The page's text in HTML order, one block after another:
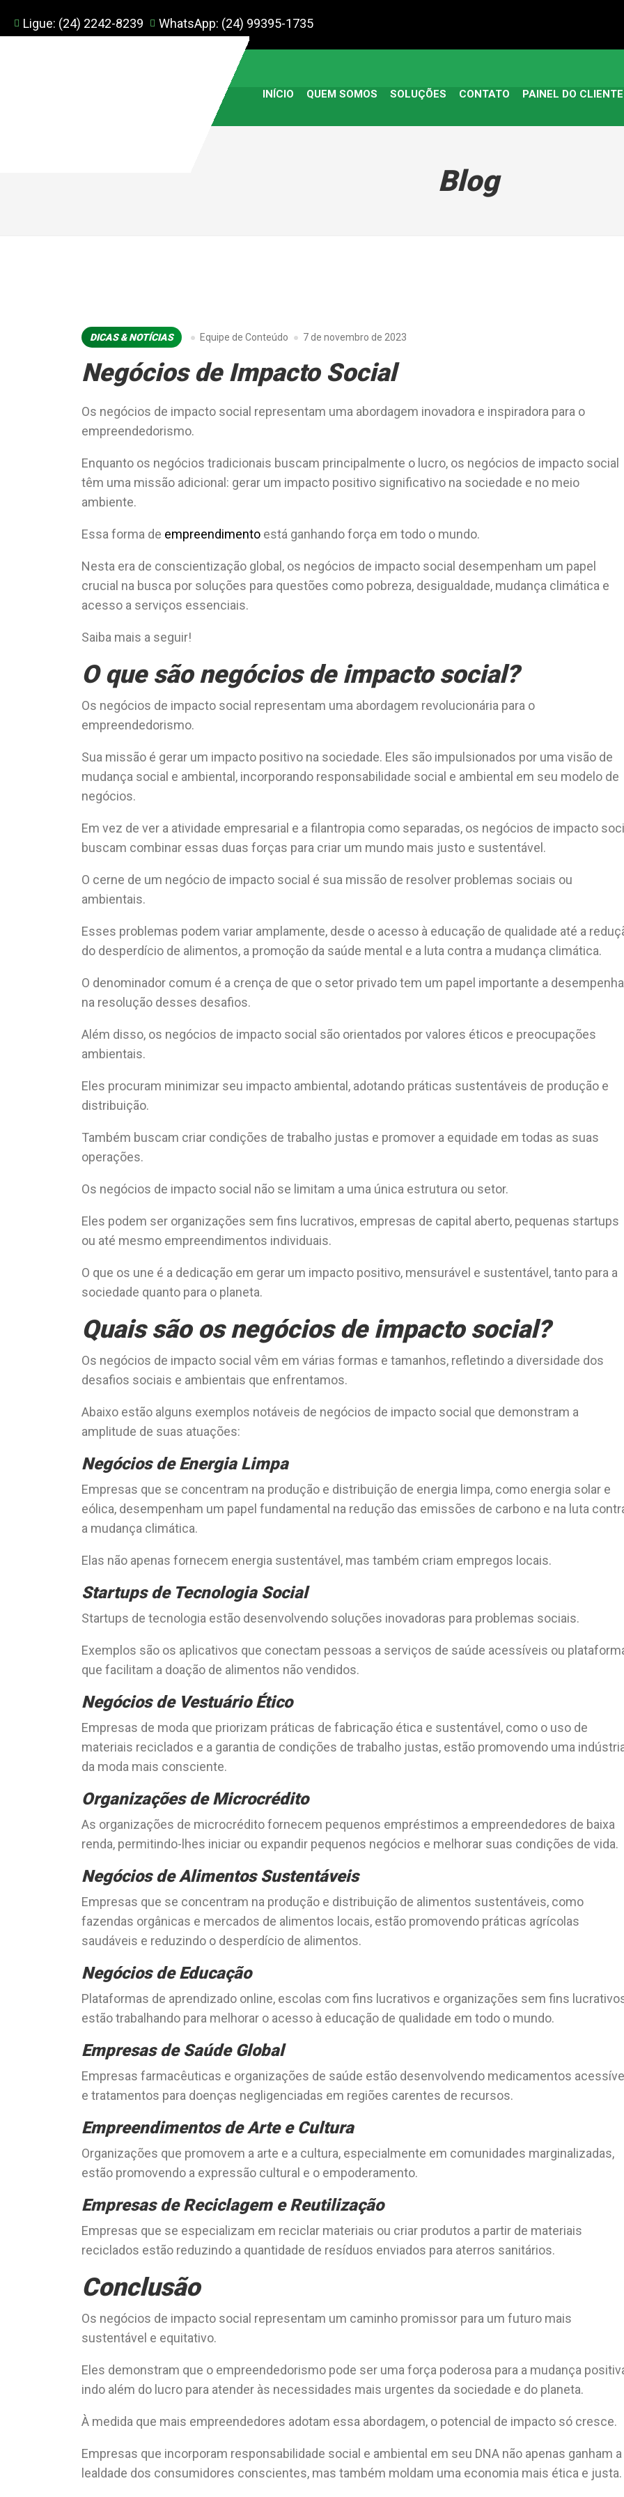
Ligue: (24) 2242-8239 WhatsApp: (24) 99395-1735
INÍCIO QUEM SOMOS SOLUÇÕES CONTATO PAINEL DO CLIENTE
Blog
DICAS & NOTÍCIAS Equipe de Conteúdo 7 de novembro de 2023
Negócios de Impacto Social
Os negócios de impacto social representam uma abordagem inovadora e inspiradora para o
empreendedorismo.
Enquanto os negócios tradicionais buscam principalmente o lucro, os negócios de impacto social
têm uma missão adicional: gerar um impacto positivo significativo na sociedade e no meio
ambiente.
Essa forma de empreendimento está ganhando força em todo o mundo.
Nesta era de conscientização global, os negócios de impacto social desempenham um papel
crucial na busca por soluções para questões como pobreza, desigualdade, mudança climática e
acesso a serviços essenciais.
Saiba mais a seguir!
O que são negócios de impacto social?
Os negócios de impacto social representam uma abordagem revolucionária para o
empreendedorismo.
Sua missão é gerar um impacto positivo na sociedade. Eles são impulsionados por uma visão de
mudança social e ambiental, incorporando responsabilidade social e ambiental em seu modelo de
negócios.
Em vez de ver a atividade empresarial e a filantropia como separadas, os negócios de impacto
buscam combinar essas duas forças para criar um mundo mais justo e sustentável.
O cerne de um negócio de impacto social é sua missão de resolver problemas sociais ou
ambientais.
Esses problemas podem variar amplamente, desde o acesso à educação de qualidade até a
do desperdício de alimentos, a promoção da saúde mental e a luta contra a mudança climática.
O denominador comum é a crença de que o setor privado tem um papel importante a
na resolução desses desafios.
Além disso, os negócios de impacto social são orientados por valores éticos e preocupações
ambientais.
Eles procuram minimizar seu impacto ambiental, adotando práticas sustentáveis de produção e
distribuição.
Também buscam criar condições de trabalho justas e promover a equidade em todas as suas
operações.
Os negócios de impacto social não se limitam a uma única estrutura ou setor.
Eles podem ser organizações sem fins lucrativos, empresas de capital aberto, pequenas startups
ou até mesmo empreendimentos individuais.
O que os une é a dedicação em gerar um impacto positivo, mensurável e sustentável, tanto para a
sociedade quanto para o planeta.
Quais são os negócios de impacto social?
Os negócios de impacto social vêm em várias formas e tamanhos, refletindo a diversidade dos
desafios sociais e ambientais que enfrentamos.
Abaixo estão alguns exemplos notáveis de negócios de impacto social que demonstram a
amplitude de suas atuações:
Negócios de Energia Limpa
Empresas que se concentram na produção e distribuição de energia limpa, como energia solar e
eólica, desempenham um papel fundamental na redução das emissões de carbono e na luta
a mudança climática.
Elas não apenas fornecem energia sustentável, mas também criam empregos locais.
Startups de Tecnologia Social
Startups de tecnologia estão desenvolvendo soluções inovadoras para problemas sociais.
Exemplos são os aplicativos que conectam pessoas a serviços de saúde acessíveis ou
que facilitam a doação de alimentos não vendidos.
Negócios de Vestuário Ético
Empresas de moda que priorizam práticas de fabricação ética e sustentável, como o uso de
materiais reciclados e a garantia de condições de trabalho justas, estão promovendo uma
da moda mais consciente.
Organizações de Microcrédito
As organizações de microcrédito fornecem pequenos empréstimos a empreendedores de baixa
renda, permitindo-lhes iniciar ou expandir pequenos negócios e melhorar suas condições de vida.
Negócios de Alimentos Sustentáveis
Empresas que se concentram na produção e distribuição de alimentos sustentáveis, como
fazendas orgânicas e mercados de alimentos locais, estão promovendo práticas agrícolas
saudáveis e reduzindo o desperdício de alimentos.
Negócios de Educação
Plataformas de aprendizado online, escolas com fins lucrativos e organizações sem fins
estão trabalhando para melhorar o acesso à educação de qualidade em todo o mundo.
Empresas de Saúde Global
Empresas farmacêuticas e organizações de saúde estão desenvolvendo medicamentos
e tratamentos para doenças negligenciadas em regiões carentes de recursos.
Empreendimentos de Arte e Cultura
Organizações que promovem a arte e a cultura, especialmente em comunidades marginalizadas,
estão promovendo a expressão cultural e o empoderamento.
Empresas de Reciclagem e Reutilização
Empresas que se especializam em reciclar materiais ou criar produtos a partir de materiais
reciclados estão reduzindo a quantidade de resíduos enviados para aterros sanitários.
Conclusão
Os negócios de impacto social representam um caminho promissor para um futuro mais
sustentável e equitativo.
Eles demonstram que o empreendedorismo pode ser uma força poderosa para a mudança
indo além do lucro para atender às necessidades mais urgentes da sociedade e do planeta.
À medida que mais empreendedores adotam essa abordagem, o potencial de impacto só cresce.
Empresas que incorporam responsabilidade social e ambiental em seu DNA não apenas ganham a
lealdade dos consumidores conscientes, mas também moldam uma economia mais ética e justa.